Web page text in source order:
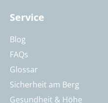
Service
Blog
FAQs
Glossar
Sicherheit am Berg
Gesundheit & Höhe